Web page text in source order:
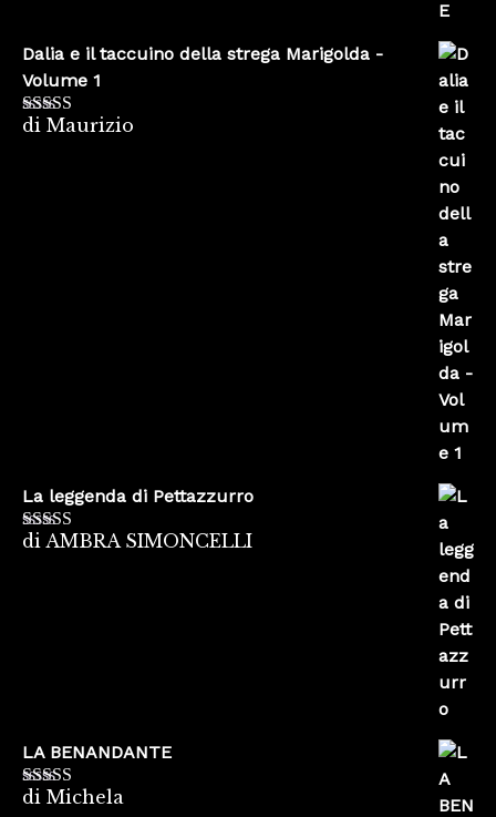
Dalia e il taccuino della strega Marigolda -
Volume 1
Valutato4
di Maurizio
La leggenda di Pettazzurro
Valutato5su
di AMBRA SIMONCELLI
LA BENANDANTE
Valutato5su
di Michela